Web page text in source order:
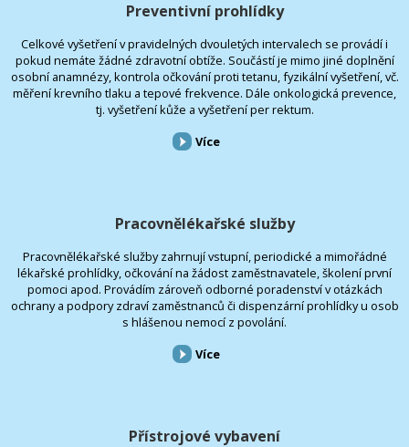
Preventivní prohlídky
Celkové vyšetření v pravidelných dvouletých intervalech se provádí i
pokud nemáte žádné zdravotní obtíže. Součástí je mimo jiné doplnění
osobní anamnézy, kontrola očkování proti tetanu, fyzikální vyšetření, vč.
měření krevního tlaku a tepové frekvence. Dále onkologická prevence,
tj. vyšetření kůže a vyšetření per rektum.
Více
Pracovnělékařské služby
Pracovnělékařské služby zahrnují vstupní, periodické a mimořádné
lékařské prohlídky, očkování na žádost zaměstnavatele, školení první
pomoci apod. Provádím zároveň odborné poradenství v otázkách
ochrany a podpory zdraví zaměstnanců či dispenzární prohlídky u osob
s hlášenou nemocí z povolání.
Více
Přístrojové vybavení